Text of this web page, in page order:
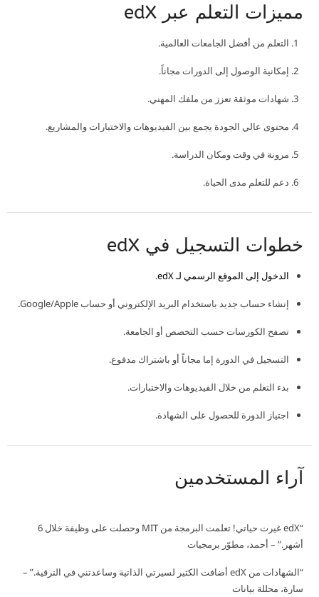
مميزات التعلم عبر edX
التعلم من أفضل الجامعات العالمية.
إمكانية الوصول إلى الدورات مجاناً.
شهادات موثقة تعزز من ملفك المهني.
محتوى عالي الجودة يجمع بين الفيديوهات والاختبارات والمشاريع.
مرونة في وقت ومكان الدراسة.
دعم للتعلم مدى الحياة.
خطوات التسجيل في edX
الدخول إلى الموقع الرسمي لـ edX .
إنشاء حساب جديد باستخدام البريد الإلكتروني أو حساب Google/Apple.
تصفح الكورسات حسب التخصص أو الجامعة.
التسجيل في الدورة إما مجاناً أو باشتراك مدفوع.
بدء التعلم من خلال الفيديوهات والاختبارات.
اجتياز الدورة للحصول على الشهادة.
آراء المستخدمين
“edX غيرت حياتي! تعلمت البرمجة من MIT وحصلت على وظيفة خلال 6
أشهر.” – أحمد، مطوّر برمجيات
“الشهادات من edX أضافت الكثير لسيرتي الذاتية وساعدتني في الترقية.” –
سارة، محللة بيانات